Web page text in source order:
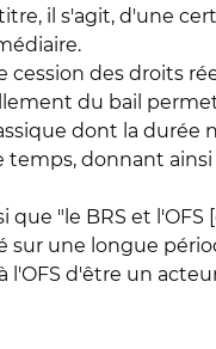
il s'agit, d'une
des droits
du bail
dont la durée
donnant
"le BRS et l'OFS
une longue
d'être un